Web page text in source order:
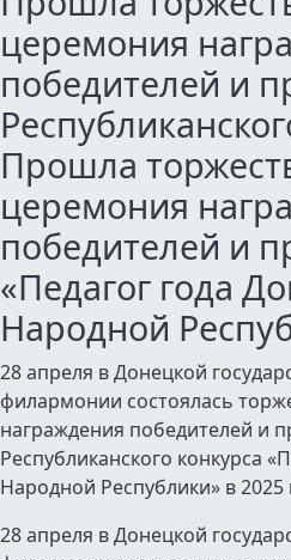
церемония
победителей и
Прошла
церемония
победителей и
«Педагог года
Народной
28 апреля в Донецкой
филармонии состоялась
награждения победителей и
Республиканского конкурса
Народной Республики» в 2025
28 апреля в Донецкой